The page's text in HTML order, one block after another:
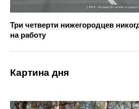
Три четверти нижегородцев
на работу
Картина дня